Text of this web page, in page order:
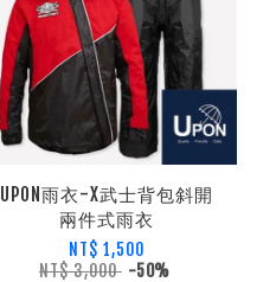
UPON雨衣-X武士背包斜開
兩件式雨衣
NT$ 1,500
NT$ 3,000 -50%